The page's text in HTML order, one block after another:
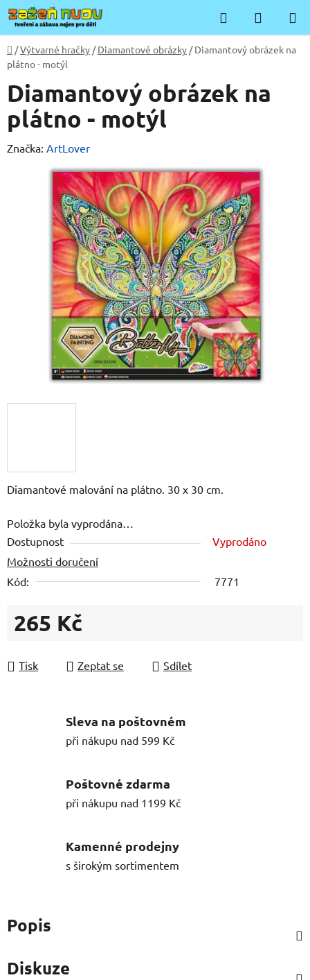
Přejít
na
obsah
Hledat
KOŠÍK
Domů
/Výtvarné hračky / Diamantové obrázky / Diamantový obrázek na
plátno - motýl
Diamantové malování na plátno. 30 x 30 cm.
Položka byla vyprodána…
Dostupnost
Vyprodáno
Možnosti doručení
Kód:
7771
265 Kč
Tisk
Zeptat se Sdílet
Diamantový obrázek na
plátno - motýl
Značka: ArtLover
Sleva na poštovném
při nákupu nad 599 Kč
Poštovné zdarma
při nákupu nad 1199 Kč
Kamenné prodejny
s širokým sortimentem
Popis
Diskuze